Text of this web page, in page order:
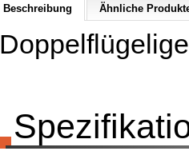
Beschreibung Ähnliche